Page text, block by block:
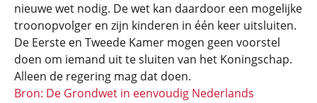
nieuwe wet nodig. De wet kan daardoor een mogelijke
troonopvolger en zijn kinderen in één keer uitsluiten.
De Eerste en Tweede Kamer mogen geen voorstel
doen om iemand uit te sluiten van het Koningschap.
Alleen de regering mag dat doen.
Bron: De Grondwet in eenvoudig Nederlands